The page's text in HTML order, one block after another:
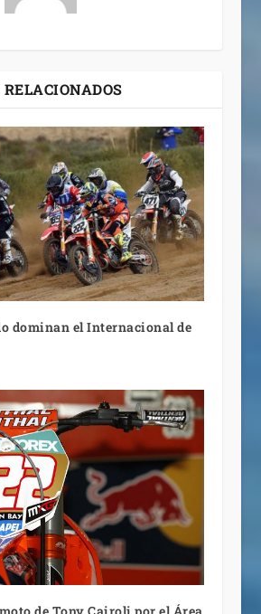
dominan el Internacional de
de Tony Cairoli por el Área